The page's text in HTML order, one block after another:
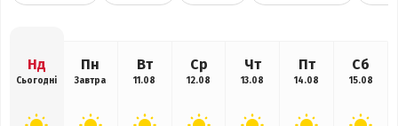
Нд
Сьогодні
Пн
Завтра
Вт
11.08
Ср
12.08
Чт
13.08
Пт
14.08
Сб
15.08